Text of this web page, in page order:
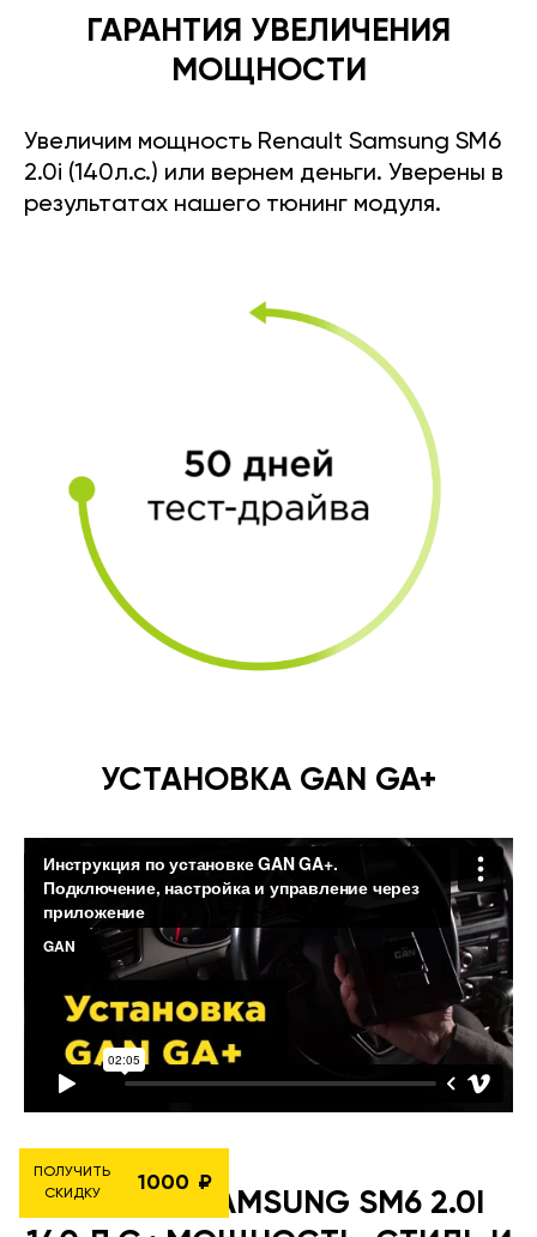
ГАРАНТИЯ УВЕЛИЧЕНИЯ
МОЩНОСТИ
Увеличим мощность Renault Samsung SM6
2.0i (140л.с.) или вернем деньги. Уверены в
результатах нашего тюнинг модуля.
УСТАНОВКА GAN GA+
RENAULT SAMSUNG SM6 2.0I
ПОЛУЧИТЬ
СКИДКУ
1000